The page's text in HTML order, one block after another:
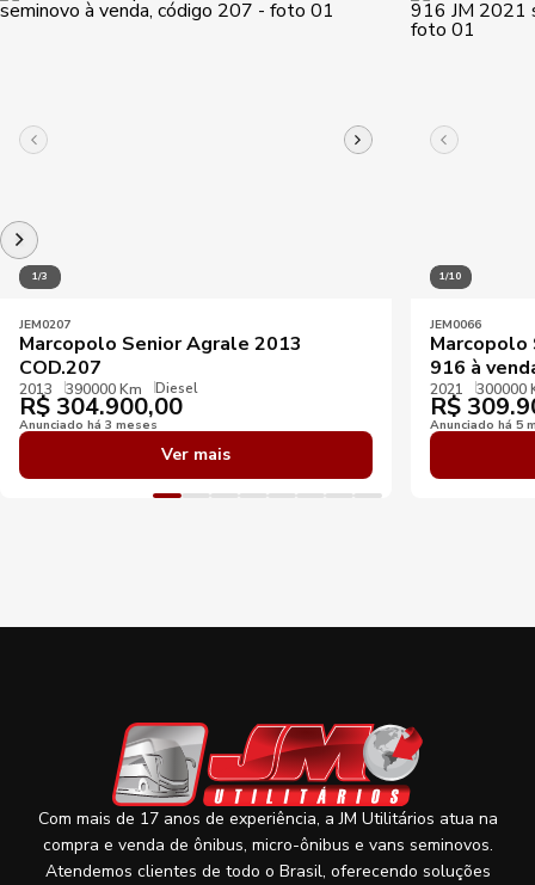
1/3
JEM0207
Marcopolo Senior Agrale 2013
COD.207
2013 390000 Km Diesel
R$ 304.900,00
Anunciado há 3 meses
Ver mais
1/10
JEM0066
Marcopolo
916 à
2021 300000
R$
Anunciado há 5
Com mais de 17 anos de experiência, a JM Utilitários atua na
compra e venda de ônibus, micro-ônibus e vans seminovos.
Atendemos clientes de todo o Brasil, oferecendo soluções